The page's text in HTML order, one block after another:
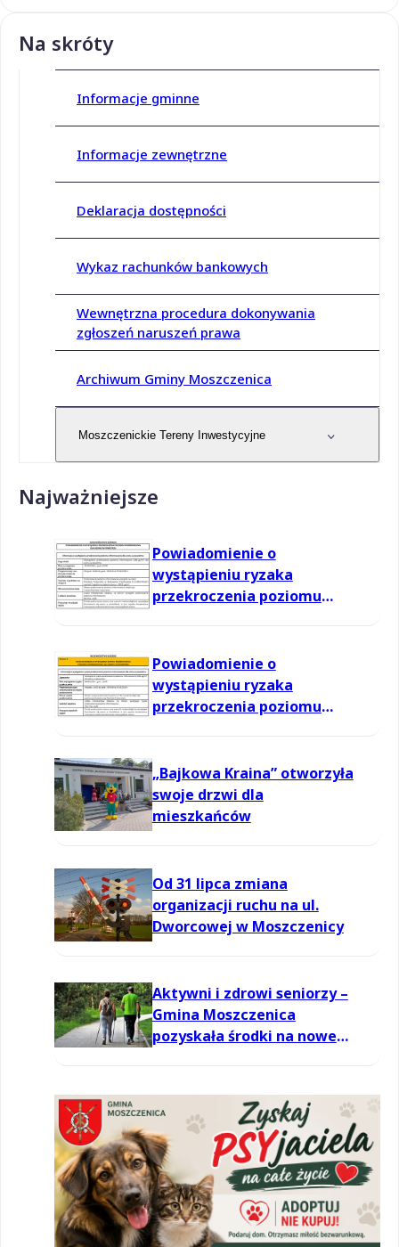
Na skróty
Informacje gminne
Informacje zewnętrzne
Deklaracja dostępności
Wykaz rachunków bankowych
Wewnętrzna procedura dokonywania
zgłoszeń naruszeń prawa
Archiwum Gminy Moszczenica
Moszczenickie Tereny Inwestycyjne
Najważniejsze
Powiadomienie o
wystąpieniu ryzaka
przekroczenia poziomu
Powiadomienie o
wystąpieniu ryzaka
przekroczenia poziomu
„Bajkowa Kraina” otworzyła
swoje drzwi dla
mieszkańców
Od 31 lipca zmiana
organizacji ruchu na ul.
Dworcowej w Moszczenicy
Aktywni i zdrowi seniorzy –
Gmina Moszczenica
pozyskała środki na nowe